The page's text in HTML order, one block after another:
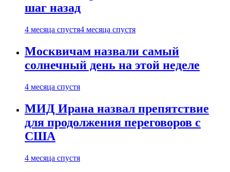
шаг назад
4 месяца спустя4 месяца спустя
Москвичам назвали самый
солнечный день на этой неделе
4 месяца спустя
МИД Ирана назвал препятствие
для продолжения переговоров с
США
4 месяца спустя